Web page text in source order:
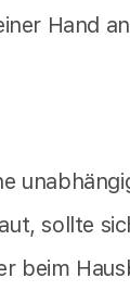
Hand
sollte
beim